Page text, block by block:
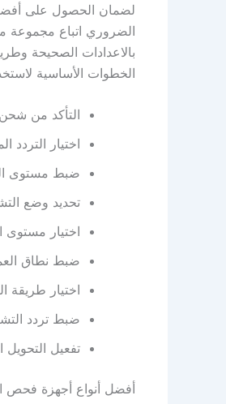
لضمان الحصول على أفضل
الضروري اتباع مجموعة
بالاعدادات الصحيحة
الخطوات الأساسية
التأكد من
اختيار
ضبط مستوى
تحديد وضع
اختيار مستوى
ضبط نطاق
اختيار طريقة
ضبط تردد
تفعيل التحويل
أفضل أنواع أجهزة فحص